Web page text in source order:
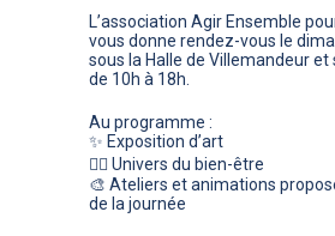
L’association Agir Ensemble
vous donne rendez-vous le
sous la Halle de Villemandeur et
de 10h à 18h.
Au programme :
✨ Exposition d’art
🧘‍♀️ Univers du bien-être
🎨 Ateliers et animations
de la journée